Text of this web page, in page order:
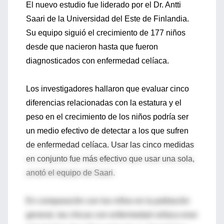
El nuevo estudio fue liderado por el Dr. Antti
Saari de la Universidad del Este de Finlandia.
Su equipo siguió el crecimiento de 177 niños
desde que nacieron hasta que fueron
diagnosticados con enfermedad celíaca.
Los investigadores hallaron que evaluar cinco
diferencias relacionadas con la estatura y el
peso en el crecimiento de los niños podría ser
un medio efectivo de detectar a los que sufren
de enfermedad celíaca. Usar las cinco medidas
en conjunto fue más efectivo que usar una sola,
anotó el equipo de Saari.
En comparación con los niños en la población
general, las chicas con enfermedad celíaca eran